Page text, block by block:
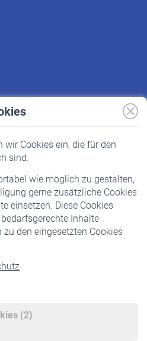
wir Cookies ein, die für den
sind.
wie möglich zu gestalten,
gerne zusätzliche Cookies
einsetzen. Diese Cookies
Inhalte
den eingesetzten Cookies
(2)